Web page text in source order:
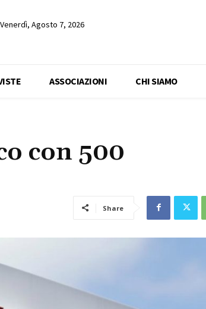
Venerdì, Agosto 7, 2026
ASSOCIAZIONI CHI SIAMO
con 500
Share